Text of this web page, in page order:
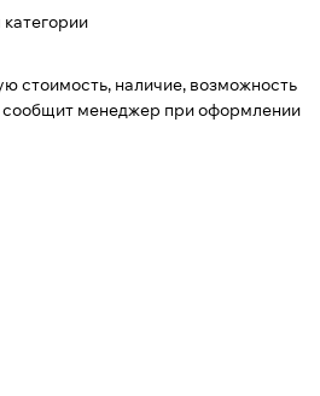
стоимость, наличие, возможность
менеджер при оформлении